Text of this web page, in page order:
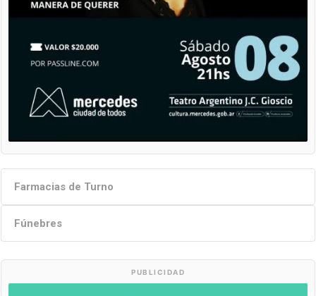
Farmacias de Turno
Fúnebres
PUBLICIDAD